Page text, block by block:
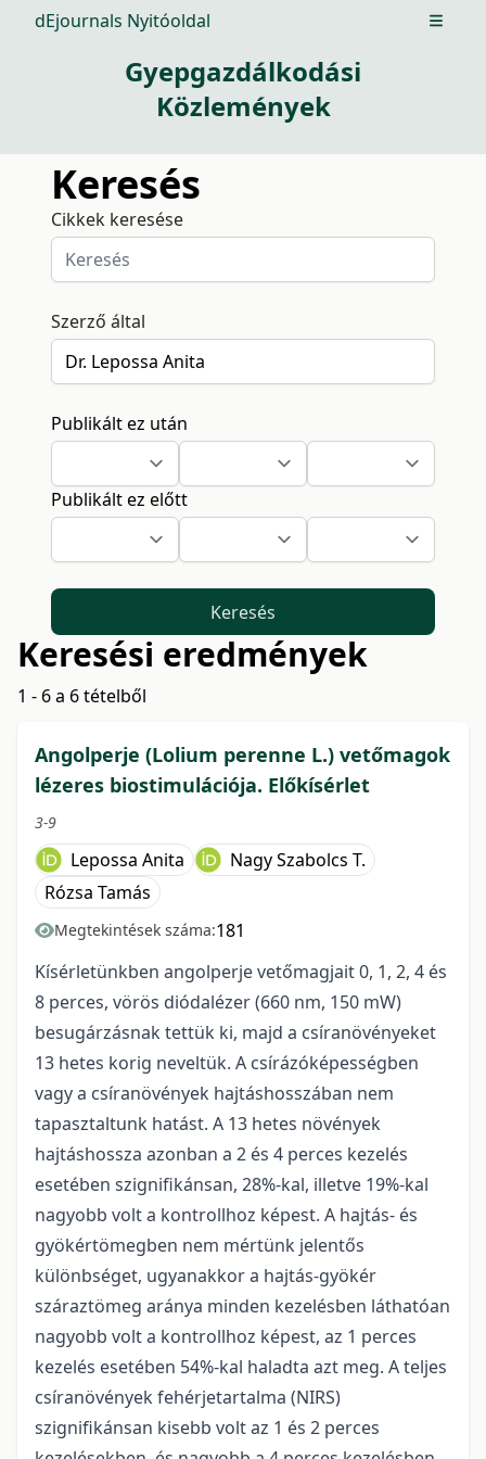
dEjournals Nyitóoldal Open
Gyepgazdálkodási
Közlemények
Keresés
Cikkek keresése
Szerző által
Publikált ez után
Publikált ez előtt
Keresés
Keresési eredmények
1 - 6 a 6 tételből
Angolperje (Lolium perenne L.) vetőmagok
lézeres biostimulációja. Előkísérlet
3-9
Lepossa Anita
Nagy Szabolcs T.
Rózsa Tamás
Megtekintések száma:181
Kísérletünkben angolperje vetőmagjait 0, 1, 2, 4 és
8 perces, vörös diódalézer (660 nm, 150 mW)
besugárzásnak tettük ki, majd a csíranövényeket
13 hetes korig neveltük. A csírázóképességben
vagy a csíranövények hajtáshosszában nem
tapasztaltunk hatást. A 13 hetes növények
hajtáshossza azonban a 2 és 4 perces kezelés
esetében szignifikánsan, 28%-kal, illetve 19%-kal
nagyobb volt a kontrollhoz képest. A hajtás- és
gyökértömegben nem mértünk jelentős
különbséget, ugyanakkor a hajtás-gyökér
száraztömeg aránya minden kezelésben láthatóan
nagyobb volt a kontrollhoz képest, az 1 perces
kezelés esetében 54%-kal haladta azt meg. A teljes
csíranövények fehérjetartalma (NIRS)
szignifikánsan kisebb volt az 1 és 2 perces